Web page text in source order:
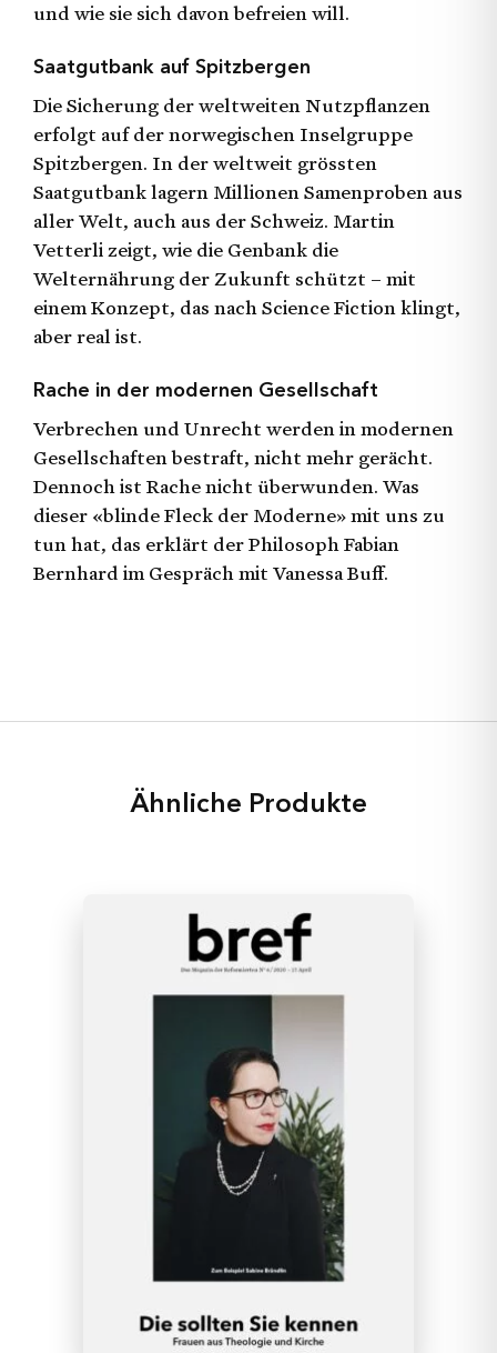
und wie sie sich davon befreien will.
Saatgutbank auf Spitzbergen
Die Sicherung der weltweiten Nutzpflanzen
erfolgt auf der norwegischen Inselgruppe
Spitzbergen. In der weltweit grössten
Saatgutbank lagern Millionen Samenproben aus
aller Welt, auch aus der Schweiz. Martin
Vetterli zeigt, wie die Genbank die
Welternährung der Zukunft schützt – mit
einem Konzept, das nach Science Fiction klingt,
aber real ist.
Rache in der modernen Gesellschaft
Verbrechen und Unrecht werden in modernen
Gesellschaften bestraft, nicht mehr gerächt.
Dennoch ist Rache nicht überwunden. Was
dieser «blinde Fleck der Moderne» mit uns zu
tun hat, das erklärt der Philosoph Fabian
Bernhard im Gespräch mit Vanessa Buff.
Ähnliche Produkte